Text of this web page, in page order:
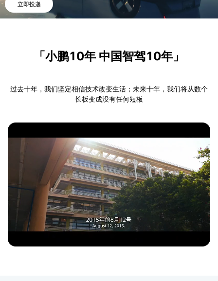
立即投递
「小鹏10年 中国智驾10年」
过去十年，我们坚定相信技术改变生活；未来十年，我们将从数个
长板变成没有任何短板